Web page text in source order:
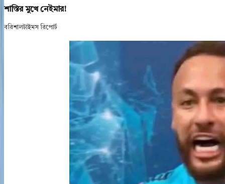
শাস্তির মুখে নেইমার!
বরিশালটাইমস রিপোর্ট